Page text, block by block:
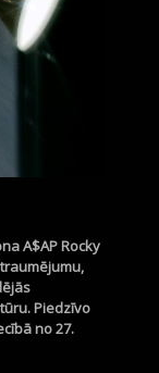
A$AP Rocky
Piedzīvo
no 27.